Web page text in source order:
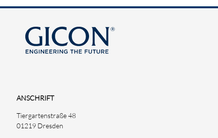
ANSCHRIFT
Tiergartenstraße 48
01219 Dresden